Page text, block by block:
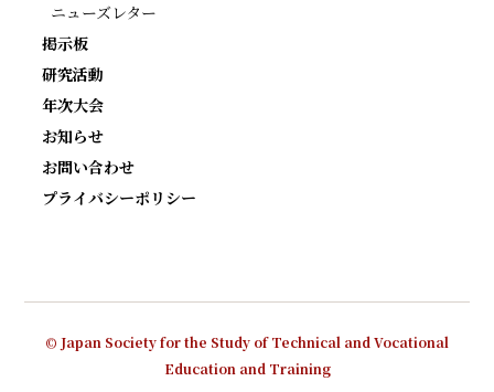
ニューズレター
掲示板
研究活動
年次大会
お知らせ
お問い合わせ
プライバシーポリシー
© Japan Society for the Study of Technical and Vocational
Education and Training